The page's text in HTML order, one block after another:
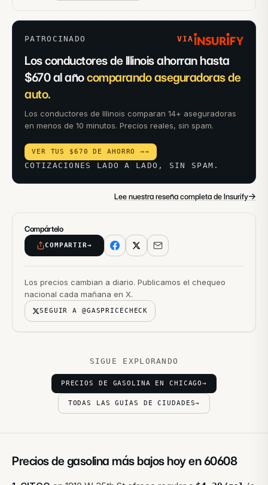
PATROCINADO VIA
Los conductores de Illinois ahorran hasta
$670 al añocomparando aseguradoras de
auto.
Los conductores de Illinois comparan 14+ aseguradoras
en menos de 10 minutos. Precios reales, sin spam.
VER TUS $670 DE AHORRO →→
COTIZACIONES LADO A LADO, SIN SPAM.
Lee nuestra reseña completa de Insurify→
Compártelo
COMPARTIR→
Los precios cambian a diario. Publicamos el chequeo
nacional cada mañana en X.
SEGUIR A @GASPRICECHECK
SIGUE EXPLORANDO
PRECIOS DE GASOLINA EN CHICAGO→
TODAS LAS GUÍAS DE CIUDADES→
Precios de gasolina más bajos hoy en60608